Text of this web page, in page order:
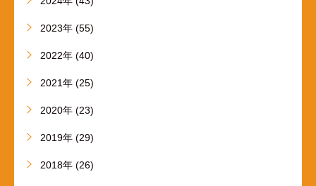
2023年 (55)
2022年 (40)
2021年 (25)
2020年 (23)
2019年 (29)
2018年 (26)